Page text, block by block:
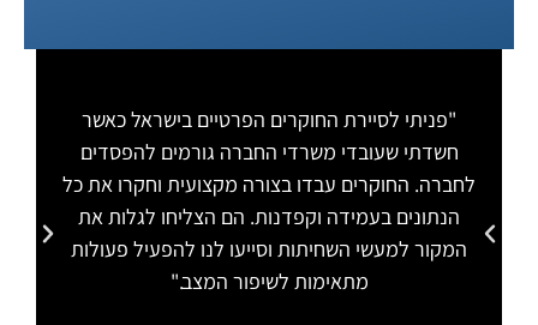
"פניתי לסיירת החוקרים הפרטיים בישראל כאשר
חשדתי שעובדי משרדי החברה גורמים להפסדים
לחברה. החוקרים עבדו בצורה מקצועית וחקרו את כל
הנתונים בעמידה וקפדנות. הם הצליחו לגלות את
המקור למעשי השחיתות וסייעו לנו להפעיל פעולות
מתאימות לשיפור המצב."